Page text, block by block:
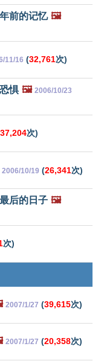
前的记忆 🖼️
11/16 (32,761次)
惧 🖼️ 2006/10/23
37,204次)
2006/10/19 (26,341次)
后的日子 🖼️
次)
2007/1/27 (39,615次)
2007/1/27 (20,358次)